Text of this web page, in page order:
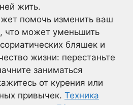
жить.
помочь изменить ваш
что может уменьшить
бляшек и
жизни: перестаньте
заниматься
от курения или
привычек. Техника